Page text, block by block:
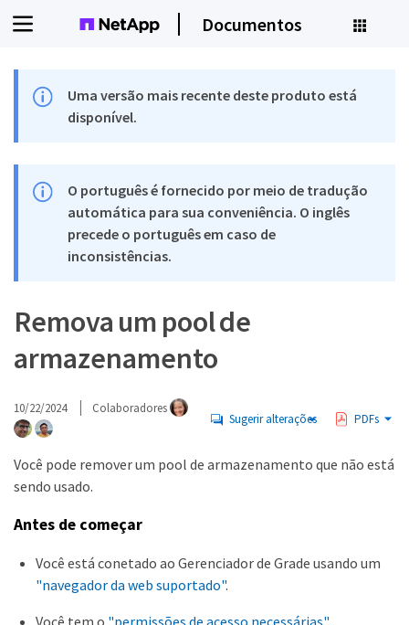
Documentos
Uma versão mais recente deste produto está
disponível.
O português é fornecido por meio de tradução
automática para sua conveniência. O inglês
precede o português em caso de
inconsistências.
Remova um pool de
armazenamento
10/22/2024 Colaboradores
Sugerir alterações PDFs
Você pode remover um pool de armazenamento que não está
sendo usado.
Antes de começar
Você está conetado ao Gerenciador de Grade usando um
"navegador da web suportado".